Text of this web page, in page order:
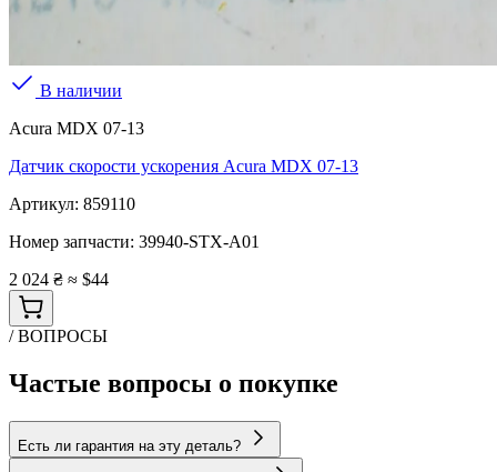
В наличии
Acura MDX 07-13
Датчик скорости ускорения Acura MDX 07-13
Артикул: 859110
Номер запчасти: 39940-STX-A01
2 024 ₴ ≈ $44
/ ВОПРОСЫ
Частые вопросы о покупке
Есть ли гарантия на эту деталь?